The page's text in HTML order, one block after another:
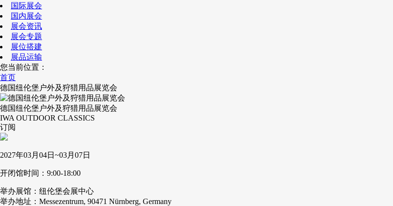
国际展会
国内展会
展会资讯
展会专题
展位搭建
展品运输
您当前位置：
首页
德国纽伦堡户外及狩猎用品展览会
德国纽伦堡户外及狩猎用品展览会
IWA OUTDOOR CLASSICS
订阅
2027年03月04日~03月07日
开闭馆时间：9:00-18:00
举办展馆：纽伦堡会展中心
举办地址：Messezentrum, 90471 Nürnberg, Germany